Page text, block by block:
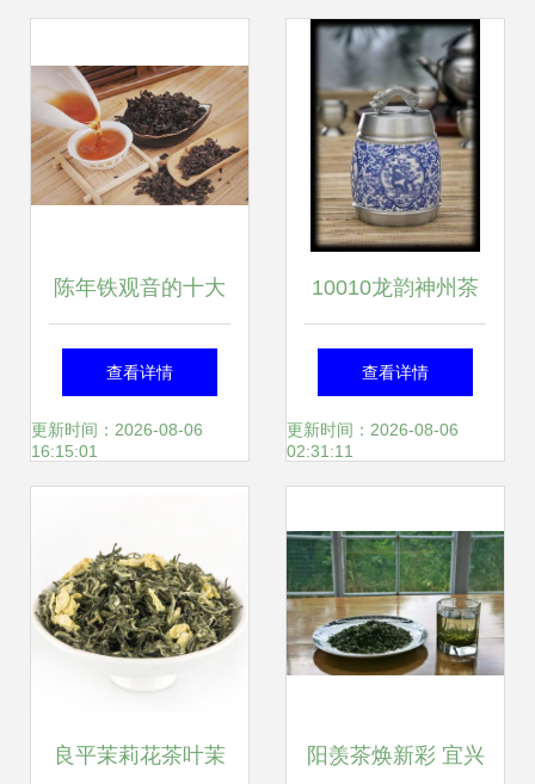
命陷阱
陈年铁观音的十大
妙用 岁月沉淀的茶
中珍品
查看详情
更新时间：2026-08-06
16:15:01
10010龙韵神州茶
叶罐(大号) 价格、
厂家、图片与工艺
莱贸易陶瓷精品
查看详情
更新时间：2026-08-06
02:31:11
良平茉莉花茶叶茉 阳羡茶焕新彩 宜兴